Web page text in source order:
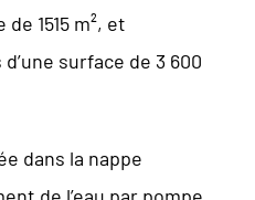
1515 m², et
surface de 3 600
dans la nappe